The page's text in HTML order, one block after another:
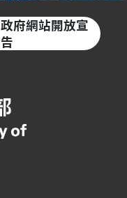
政府網站開放宣
告